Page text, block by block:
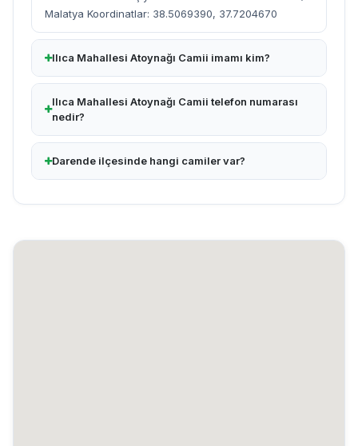
Malatya Koordinatlar: 38.5069390, 37.7204670
Ilıca Mahallesi Atoynağı Camii imamı kim?
Ilıca Mahallesi Atoynağı Camii telefon numarası
nedir?
Darende ilçesinde hangi camiler var?